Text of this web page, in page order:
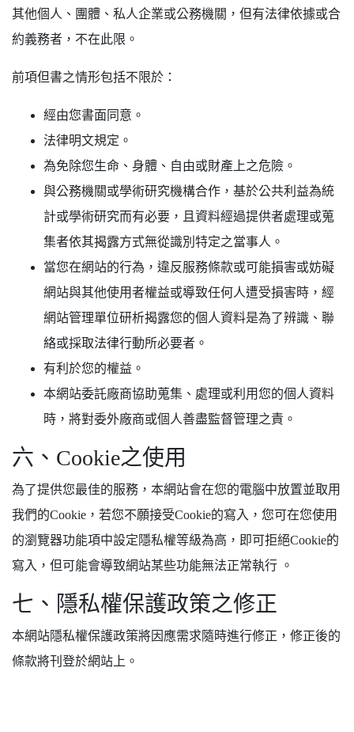
其他個人、團體、私人企業或公務機關，但有法律依據或合
約義務者，不在此限。
前項但書之情形包括不限於：
經由您書面同意。
法律明文規定。
為免除您生命、身體、自由或財產上之危險。
與公務機關或學術研究機構合作，基於公共利益為統
計或學術研究而有必要，且資料經過提供者處理或蒐
集者依其揭露方式無從識別特定之當事人。
當您在網站的行為，違反服務條款或可能損害或妨礙
網站與其他使用者權益或導致任何人遭受損害時，經
網站管理單位研析揭露您的個人資料是為了辨識、聯
絡或採取法律行動所必要者。
有利於您的權益。
本網站委託廠商協助蒐集、處理或利用您的個人資料
時，將對委外廠商或個人善盡監督管理之責。
六、Cookie之使用
為了提供您最佳的服務，本網站會在您的電腦中放置並取用
我們的Cookie，若您不願接受Cookie的寫入，您可在您使用
的瀏覽器功能項中設定隱私權等級為高，即可拒絕Cookie的
寫入，但可能會導致網站某些功能無法正常執行 。
七、隱私權保護政策之修正
本網站隱私權保護政策將因應需求隨時進行修正，修正後的
條款將刊登於網站上。